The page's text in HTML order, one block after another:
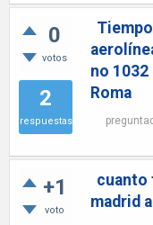
0
votos
2
respuestas
no
Roma
+1
voto
cuanto
madrid